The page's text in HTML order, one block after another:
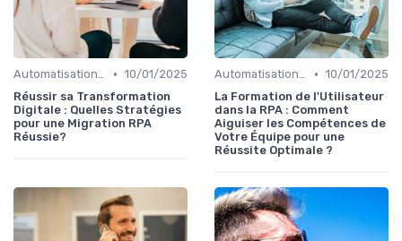
Automatisation et RPA • 10/01/2025
Réussir sa Transformation
Digitale : Quelles Stratégies
pour une Migration RPA
Réussie?
Automatisation et RPA • 10/01/2025
La Formation de l'Utilisateur
dans la RPA : Comment
Aiguiser les Compétences de
Votre Équipe pour une
Réussite Optimale ?